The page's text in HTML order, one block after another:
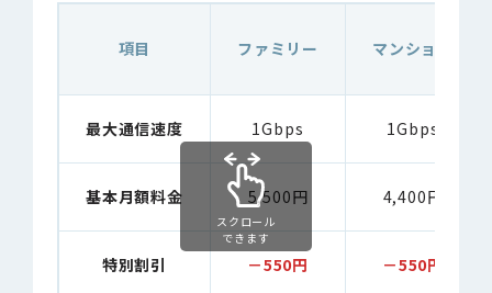
項目 ファミリー マンション
最大通信速度 1Gbps 1Gbps
基本月額料金 5,500円 4,400円
特別割引 －550円 －550円
スクロール
できます